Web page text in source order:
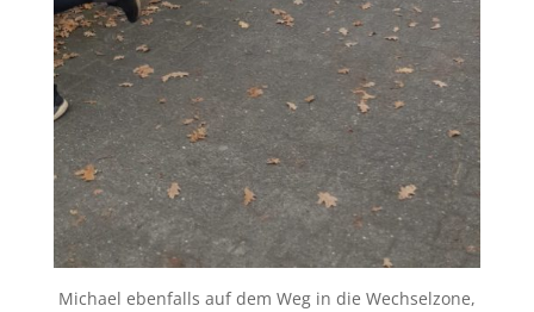
Michael ebenfalls auf dem Weg in die Wechselzone,